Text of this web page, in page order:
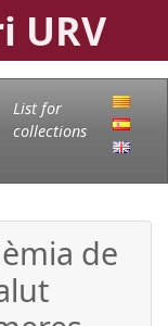
URV
List for
collections
de